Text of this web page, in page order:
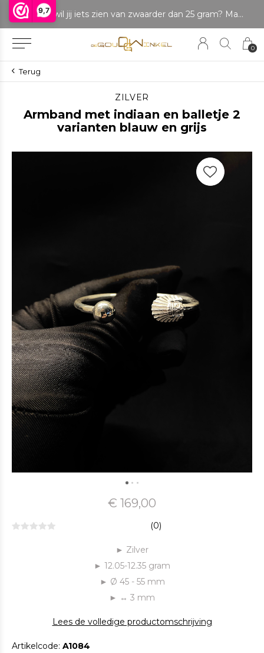
9,7
0
LET OP: wil jij iets zien van zwaarder dan 25 gram? Maak dan een afspraak om het product te bekijken. Producten boven de 25 gram NIET aanwezig in winkel.
Terug
ZILVER
Armband met indiaan en balletje 2
varianten blauw en grijs
€ 169,00
(0)
► Zilver
► 12.05-12.35 gram
► Ø 45 - 55 mm
► ↔ 3 mm
Lees de volledige productomschrijving
Artikelcode: A1084